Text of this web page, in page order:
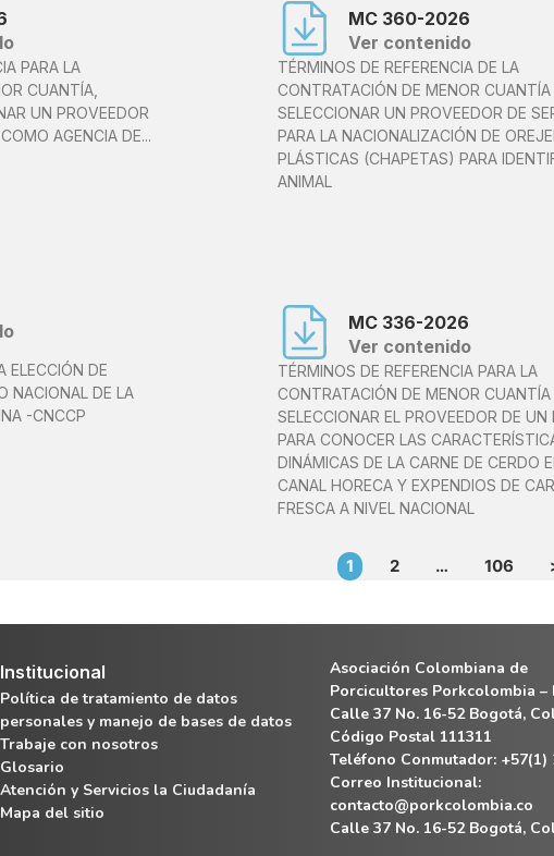
PARA LA
CUANTÍA,
UN PROVEEDOR
AGENCIA DE...
MC 360-2026
Ver contenido
TÉRMINOS DE REFERENCIA DE LA
CONTRATACIÓN DE MENOR CUANTÍA
SELECCIONAR UN PROVEEDOR DE
PARA LA NACIONALIZACIÓN DE
PLÁSTICAS (CHAPETAS) PARA
ANIMAL
ELECCIÓN DE
NACIONAL DE LA
-CNCCP
MC 336-2026
Ver contenido
TÉRMINOS DE REFERENCIA PARA LA
CONTRATACIÓN DE MENOR CUANTÍA
SELECCIONAR EL PROVEEDOR DE UN
PARA CONOCER LAS
DINÁMICAS DE LA CARNE DE CERDO
CANAL HORECA Y EXPENDIOS DE
FRESCA A NIVEL NACIONAL
1 2 … 106
Institucional
Política de tratamiento de datos
personales y manejo de bases de datos
Trabaje con nosotros
Glosario
Atención y Servicios la Ciudadanía
Mapa del sitio
Asociación Colombiana de
Porcicultores Porkcolombia –
Calle 37 No. 16-52 Bogotá,
Código Postal 111311
Teléfono Conmutador: +57(1)
Correo Institucional:
contacto@porkcolombia.co
Calle 37 No. 16-52 Bogotá,